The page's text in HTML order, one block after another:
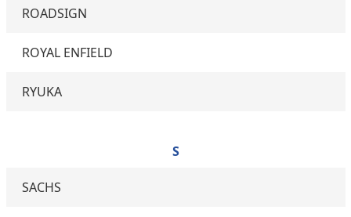
ROADSIGN
ROYAL ENFIELD
RYUKA
S
SACHS